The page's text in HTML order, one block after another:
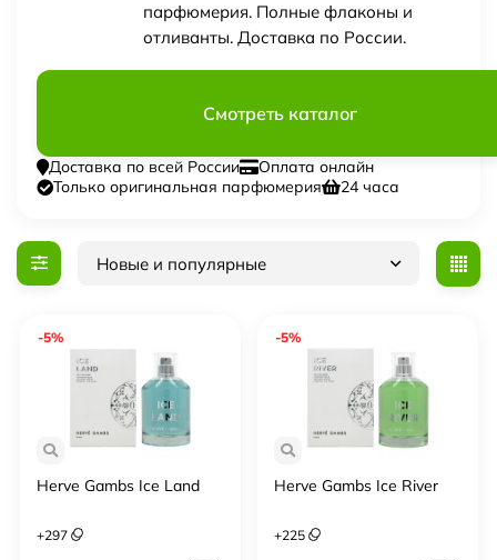
парфюмерия. Полные флаконы и
отливанты. Доставка по России.
Смотреть каталог
Доставка по всей России
Оплата онлайн
Только оригинальная парфюмерия
24 часа
Новые и популярные
-5%
Herve Gambs Ice Land
+297
-5%
Herve Gambs Ice River
+225